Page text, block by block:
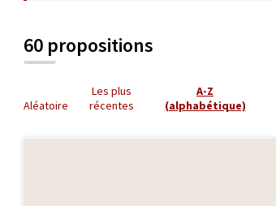
60 propositions
Aléatoire
Les plus
récentes
A-Z
(alphabétique)